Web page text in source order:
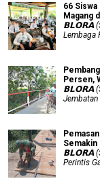
66
Magang
𝗕𝗟𝗢𝗥𝗔
Lembaga
Persen,
𝗕𝗟𝗢𝗥𝗔
Jembatan
Semakin
𝗕𝗟𝗢𝗥𝗔
Perintis